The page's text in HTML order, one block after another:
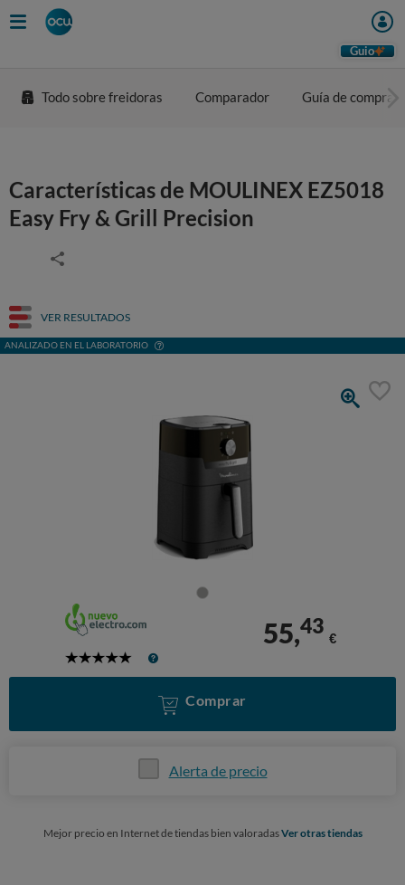
Guio
Todo sobre freidoras Comparador Guía de compra
Características de MOULINEX EZ5018
Easy Fry & Grill Precision
VER RESULTADOS
ANALIZADO EN EL LABORATORIO
5
55,43
€
Comprar
Alerta de precio
Mejor precio en Internet de tiendas bien valoradasVer otras tiendas